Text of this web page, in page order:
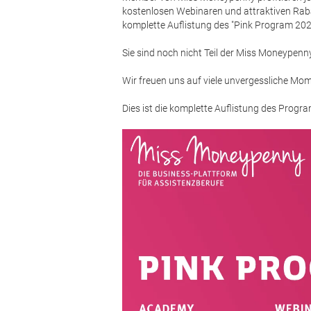
kostenlosen Webinaren und attraktiven
komplette Auflistung des "Pink Program
Sie sind noch nicht Teil der Miss
Wir freuen uns auf viele unvergessliche
Dies ist die komplette Auflistung des
Bild